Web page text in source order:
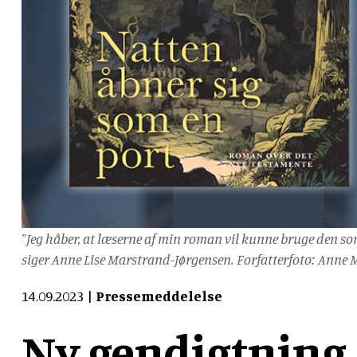
"Jeg håber, at læserne af min roman vil kunne bruge den
siger Anne Lise Marstrand-Jørgensen. Forfatterfoto: Anne
14.09.2023 Pressemeddelelse